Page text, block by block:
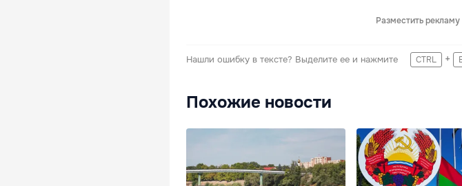
Разместить рекламу
Нашли ошибку в тексте? Выделите ее и нажмите CTRL +
Похожие новости